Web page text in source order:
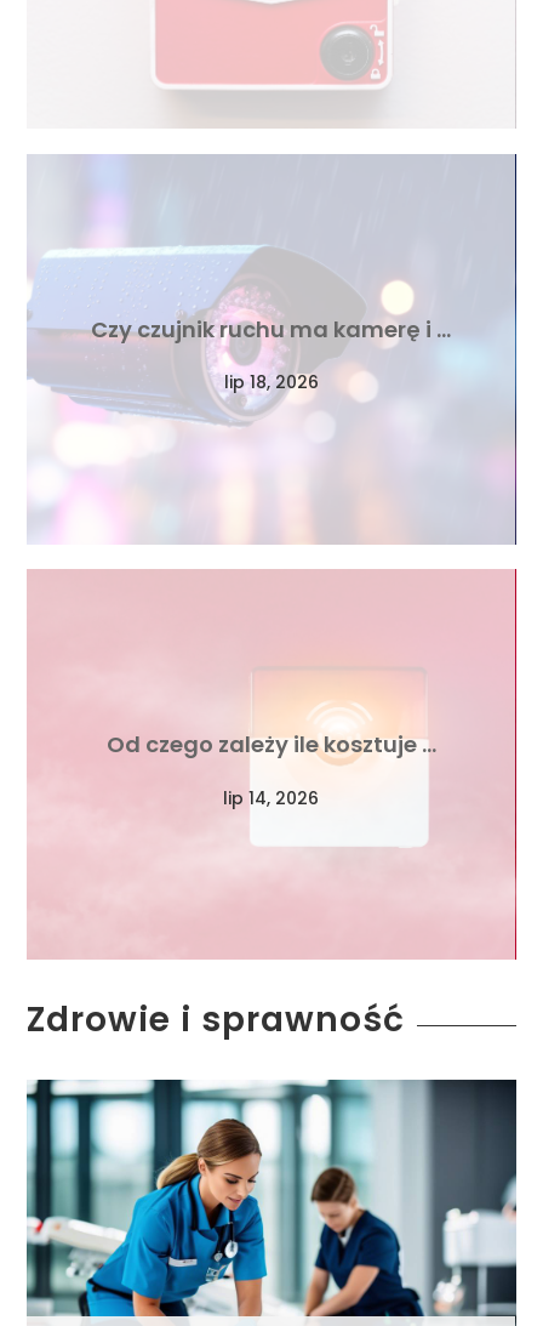
Czy czujnik ruchu ma kamerę i …
lip 18, 2026
Od czego zależy ile kosztuje …
lip 14, 2026
Zdrowie i sprawność